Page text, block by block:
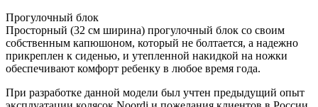
Прогулочный блок
Просторный (32 см ширина) прогулочный блок со своим
собственным капюшоном, который не болтается, а надежно
прикреплен к сиденью, и утепленной накидкой на ножки
обеспечивают комфорт ребенку в любое время года.
При разработке данной модели был учтен предыдущий опыт